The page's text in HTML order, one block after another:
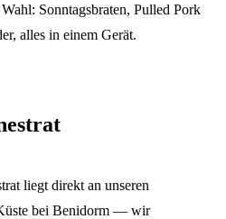
Sonntagsbraten, Pulled Pork
alles in einem Gerät.
liegt direkt an unseren
bei Benidorm — wir